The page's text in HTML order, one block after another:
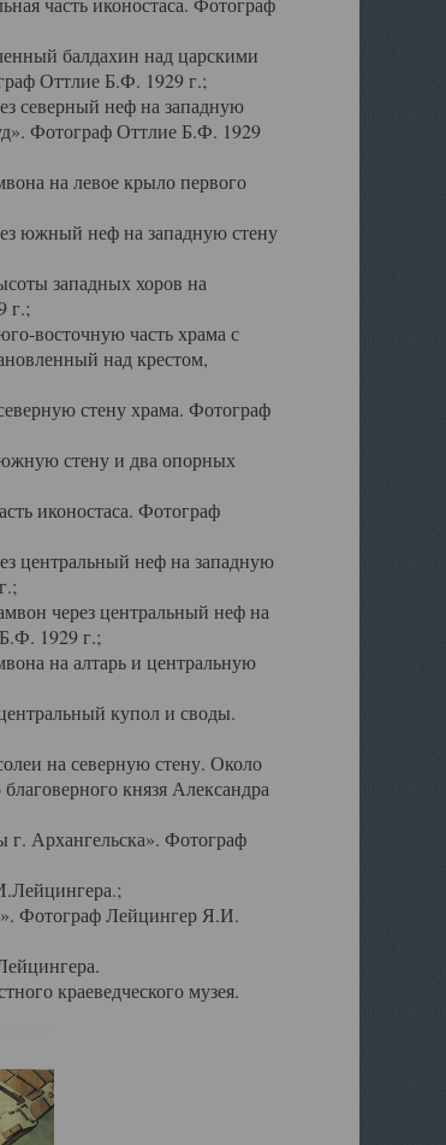
балдахин над царскими
Оттлие Б.Ф. 1929 г.;
северный неф на западную
Фотограф Оттлие Б.Ф. 1929
на левое крыло первого
южный неф на западную стену
западных хоров на
г.;
восточную часть храма с
над крестом,
стену храма. Фотограф
стену и два опорных
иконостаса. Фотограф
центральный неф на западную
через центральный неф на
1929 г.;
на алтарь и центральную
купол и своды.
на северную стену. Около
князя Александра
Архангельска». Фотограф
Фотограф Лейцингер Я.И.
краеведческого музея.